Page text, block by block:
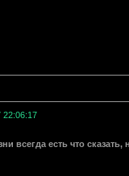
22:06:17
всегда есть что